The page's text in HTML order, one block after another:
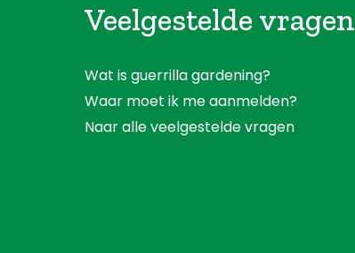
Veelgestelde vragen
Wat is guerrilla gardening?
Waar moet ik me aanmelden?
Naar alle veelgestelde vragen